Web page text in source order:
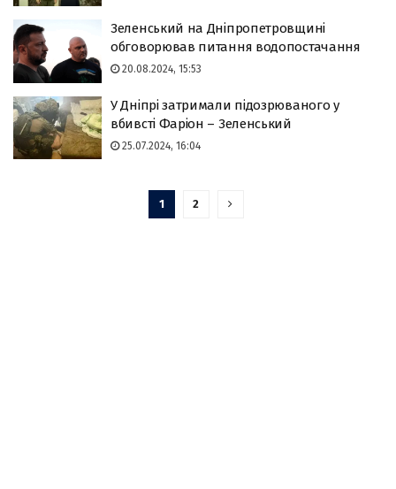
Зеленський на Дніпропетровщині
обговорював питання водопостачання
20.08.2024, 15:53
У Дніпрі затримали підозрюваного у
вбивсті Фаріон – Зеленський
25.07.2024, 16:04
1 2